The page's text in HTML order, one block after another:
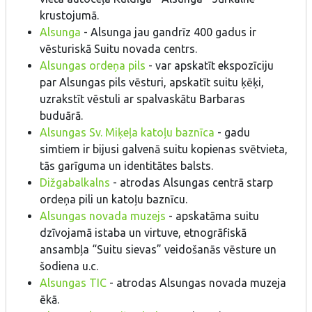
krustojumā.
Alsunga - Alsunga jau gandrīz 400 gadus ir
vēsturiskā Suitu novada centrs.
Alsungas ordeņa pils - var apskatīt ekspozīciju
par Alsungas pils vēsturi, apskatīt suitu ķēķi,
uzrakstīt vēstuli ar spalvaskātu Barbaras
buduārā.
Alsungas Sv. Miķeļa katoļu baznīca - gadu
simtiem ir bijusi galvenā suitu kopienas svētvieta,
tās garīguma un identitātes balsts.
Dižgabalkalns - atrodas Alsungas centrā starp
ordeņa pili un katoļu baznīcu.
Alsungas novada muzejs - apskatāma suitu
dzīvojamā istaba un virtuve, etnogrāfiskā
ansambļa “Suitu sievas” veidošanās vēsture un
šodiena u.c.
Alsungas TIC - atrodas Alsungas novada muzeja
ēkā.